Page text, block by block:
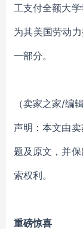
工支付全额大
为其美国劳动
一部分。
（卖家之家/编
声明：本文由
题及原文，并
索权利。
重磅惊喜